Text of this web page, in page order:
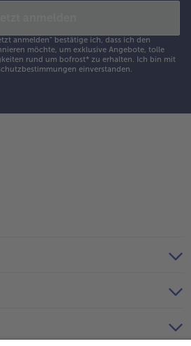
anmelden" bestätige ich, dass ich den
möchte, um exklusive Angebote, tolle
rund um bofrost* zu erhalten. Ich bin mit
einverstanden.